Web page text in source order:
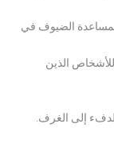
لمساعدة الضيوف في
الذين
إلى الغرف.